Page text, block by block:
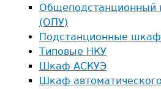
Общеподстанционный
(ОПУ)
Подстанционные
Типовые НКУ
Шкаф АСКУЭ
Шкаф